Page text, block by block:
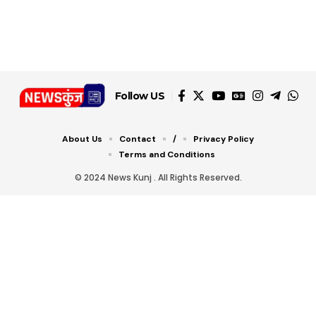
Follow US
© 2024 News Kunj . All Rights Reserved.
About Us Contact /
Privacy Policy
Terms and Conditions